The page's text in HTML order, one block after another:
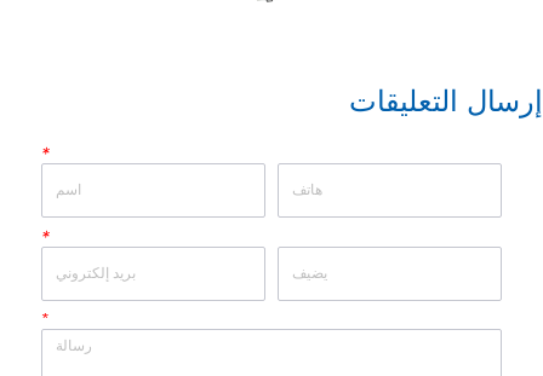
إرسال التعليقات
*
*
*